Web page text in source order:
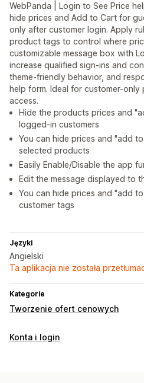
WebPanda | Login to See Price
hide prices and Add to Cart for
only after customer login. Apply
product tags to control where
customizable message box with
increase qualified sign-ins and
theme-friendly behavior, and
help form. Ideal for customer-
access.
Hide the products prices and
logged-in customers
You can hide prices and "add
selected products
Easily Enable/Disable the app
Edit the message displayed to
You can hide prices and "add
customer tags
Języki
Angielski
Ta aplikacja nie została
Kategorie
Tworzenie ofert cenowych
Reguły cenowe
Konta i login